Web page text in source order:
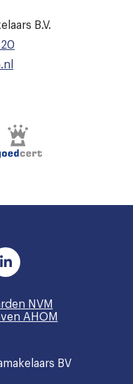
B.V.
NVM
AHOM
BV